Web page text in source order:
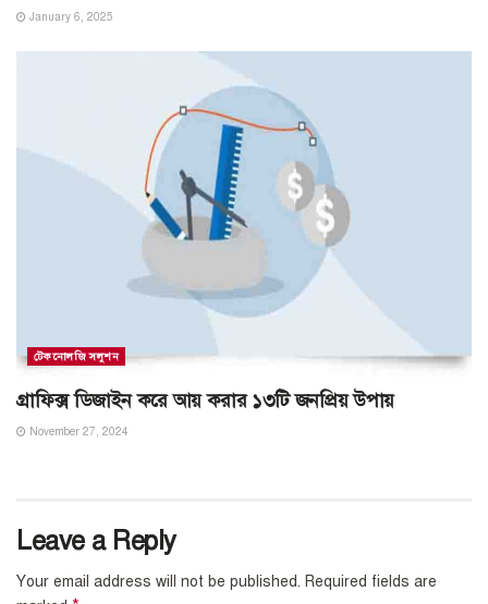
January 6, 2025
টেকনোলজি সলুশন
গ্রাফিক্স ডিজাইন করে আয় করার ১৩টি জনপ্রিয় উপায়
November 27, 2024
Leave a Reply
Your email address will not be published. Required fields are